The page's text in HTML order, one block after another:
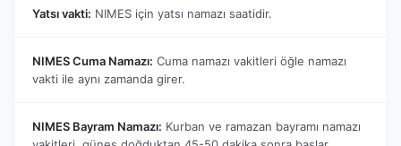
Yatsı vakti: NIMES için yatsı namazı saatidir.
NIMES Cuma Namazı: Cuma namazı vakitleri öğle namazı
vakti ile aynı zamanda girer.
NIMES Bayram Namazı: Kurban ve ramazan bayramı namazı